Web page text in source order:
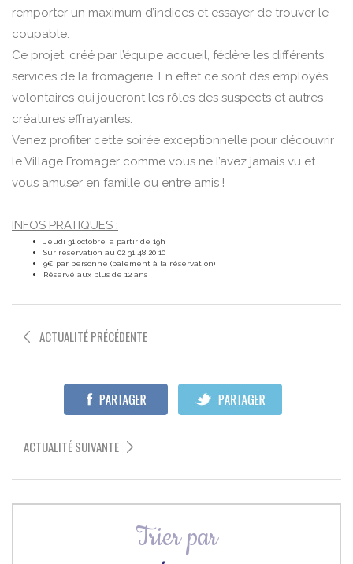
remporter un maximum d’indices et essayer de trouver le
coupable.
Ce projet, créé par l’équipe accueil, fédère les différents
services de la fromagerie. En effet ce sont des employés
volontaires qui joueront les rôles des suspects et autres
créatures effrayantes.
Venez profiter cette soirée exceptionnelle pour découvrir
le Village Fromager comme vous ne l’avez jamais vu et
vous amuser en famille ou entre amis !
INFOS PRATIQUES :
Jeudi 31 octobre, à partir de 19h
Sur réservation au 02 31 48 20 10
9€ par personne (paiement à la réservation)
Réservé aux plus de 12 ans
ACTUALITÉ PRÉCÉDENTE
ACTUALITÉ SUIVANTE
Trier par